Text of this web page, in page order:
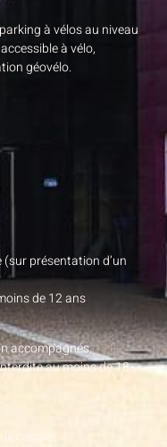
à vélos au niveau
à vélo,
géovélo.
présentation d’un
de 12 ans
accompagnés,
au moins de 18
caisses.